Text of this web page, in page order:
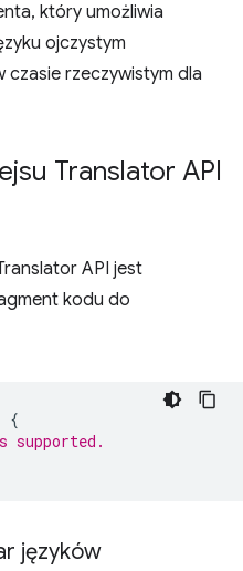
który umożliwia
ojczystym
czasie rzeczywistym dla
Translator API
API jest
kodu do
{
supported.
języków